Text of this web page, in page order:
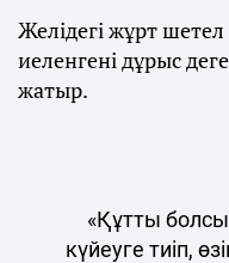
Желідегі жұрт
иеленгені дұрыс
жатыр.
«Құтты
күйеуге тиіп,